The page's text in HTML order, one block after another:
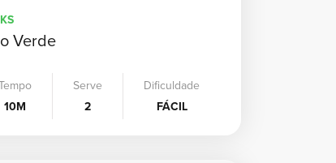
Verde
10M
Serve
2
Dificuldade
FÁCIL